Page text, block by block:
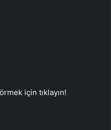
için tıklayın!